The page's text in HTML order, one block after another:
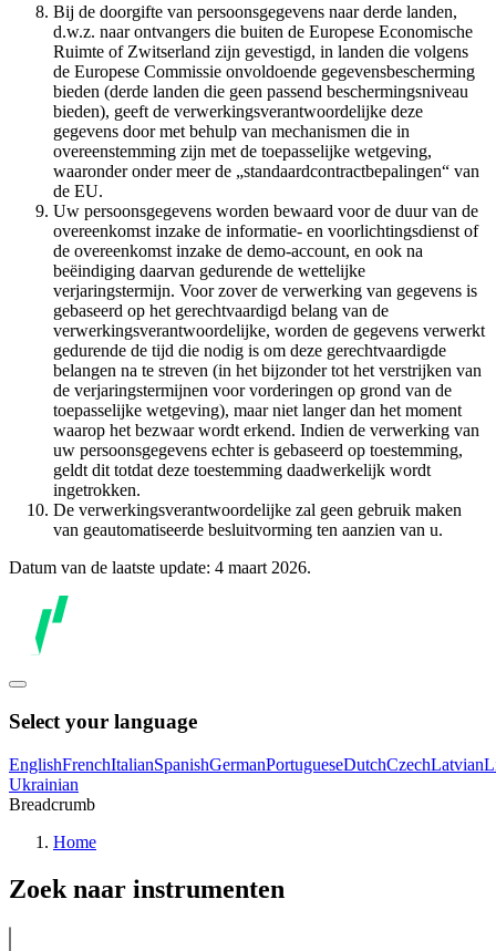
Bij de doorgifte van persoonsgegevens naar derde landen,
d.w.z. naar ontvangers die buiten de Europese Economische
Ruimte of Zwitserland zijn gevestigd, in landen die volgens
de Europese Commissie onvoldoende gegevensbescherming
bieden (derde landen die geen passend beschermingsniveau
bieden), geeft de verwerkingsverantwoordelijke deze
gegevens door met behulp van mechanismen die in
overeenstemming zijn met de toepasselijke wetgeving,
waaronder onder meer de „standaardcontractbepalingen“ van
de EU.
Uw persoonsgegevens worden bewaard voor de duur van de
overeenkomst inzake de informatie- en voorlichtingsdienst of
de overeenkomst inzake de demo-account, en ook na
beëindiging daarvan gedurende de wettelijke
verjaringstermijn. Voor zover de verwerking van gegevens is
gebaseerd op het gerechtvaardigd belang van de
verwerkingsverantwoordelijke, worden de gegevens verwerkt
gedurende de tijd die nodig is om deze gerechtvaardigde
belangen na te streven (in het bijzonder tot het verstrijken van
de verjaringstermijnen voor vorderingen op grond van de
toepasselijke wetgeving), maar niet langer dan het moment
waarop het bezwaar wordt erkend. Indien de verwerking van
uw persoonsgegevens echter is gebaseerd op toestemming,
geldt dit totdat deze toestemming daadwerkelijk wordt
ingetrokken.
De verwerkingsverantwoordelijke zal geen gebruik maken
van geautomatiseerde besluitvorming ten aanzien van u.
Datum van de laatste update: 4 maart 2026.
Select your language
EnglishFrenchItalianSpanishGermanPortugueseDutchCzechLatvian
Ukrainian
Breadcrumb
Home
Zoek naar instrumenten